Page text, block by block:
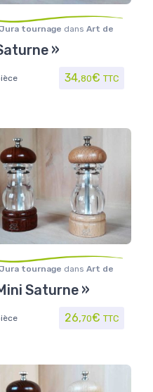
à 39,60€
Jura tournage dans Art de
et sel »
34,80€ TTC
Jura tournage dans Art de
et sel
Saturne »
26,70€ TTC